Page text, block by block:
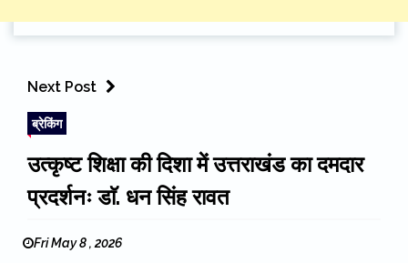
Next Post
ब्रेकिंग
उत्कृष्ट शिक्षा की दिशा में उत्तराखंड का दमदार
प्रदर्शनः डाॅ. धन सिंह रावत
Fri May 8 , 2026